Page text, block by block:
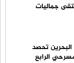
جماليات
تحصد
الرابع